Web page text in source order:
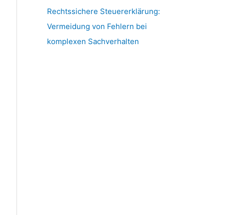
Rechtssichere Steuererklärung:
Vermeidung von Fehlern bei
komplexen Sachverhalten